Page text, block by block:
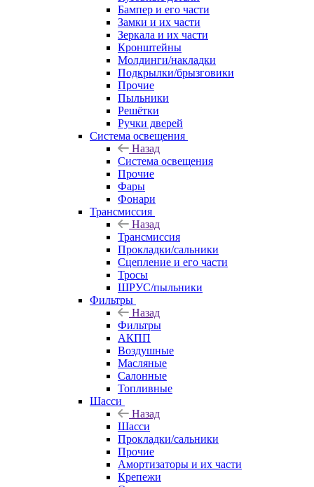
Бампер и его части
Замки и их части
Зеркала и их части
Кронштейны
Молдинги/накладки
Подкрылки/брызговики
Прочие
Пыльники
Решётки
Ручки дверей
Система освещения
Назад
Система освещения
Прочие
Фары
Фонари
Трансмиссия
Назад
Трансмиссия
Прокладки/сальники
Сцепление и его части
Тросы
ШРУС/пыльники
Фильтры
Назад
Фильтры
АКПП
Воздушные
Масляные
Салонные
Топливные
Шасси
Назад
Шасси
Прокладки/сальники
Прочие
Амортизаторы и их части
Крепежи